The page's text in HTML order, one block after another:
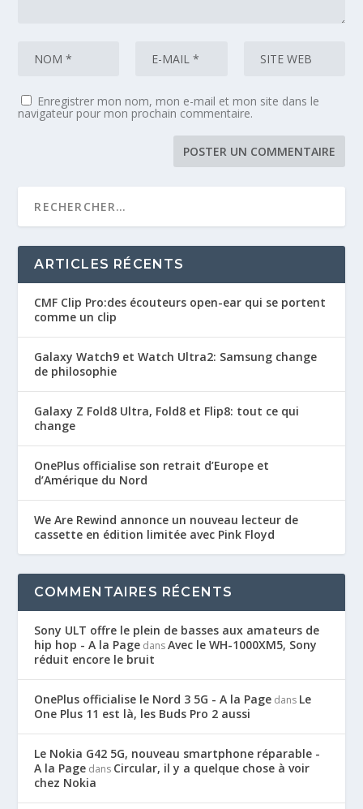
Enregistrer mon nom, mon e-mail et mon site dans le
navigateur pour mon prochain commentaire.
ARTICLES RÉCENTS
CMF Clip Pro:des écouteurs open-ear qui se portent
comme un clip
Galaxy Watch9 et Watch Ultra2: Samsung change
de philosophie
Galaxy Z Fold8 Ultra, Fold8 et Flip8: tout ce qui
change
OnePlus officialise son retrait d’Europe et
d’Amérique du Nord
We Are Rewind annonce un nouveau lecteur de
cassette en édition limitée avec Pink Floyd
COMMENTAIRES RÉCENTS
Sony ULT offre le plein de basses aux amateurs de
hip hop - A la Page dansAvec le WH-1000XM5, Sony
réduit encore le bruit
OnePlus officialise le Nord 3 5G - A la Page dans Le
One Plus 11 est là, les Buds Pro 2 aussi
Le Nokia G42 5G, nouveau smartphone réparable -
A la Page dans Circular, il y a quelque chose à voir
chez Nokia